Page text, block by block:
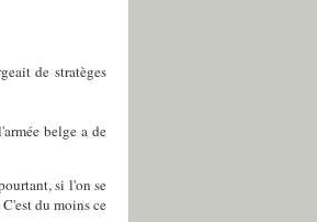
de stratèges
belge a de
si l'on se
du moins ce